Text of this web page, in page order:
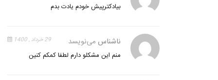
بیادکترپیش خودم یادت بدم
ناشناس می‌نویسد 29 خرداد , 1400
منم این مشکلو دارم لطفا کمکم کنین